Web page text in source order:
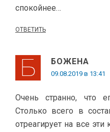
спокойнее…
ОТВЕТИТЬ
БОЖЕНА
09.08.2019 в 13:41
Очень странно, что
Столько всего в
отреагирует на все